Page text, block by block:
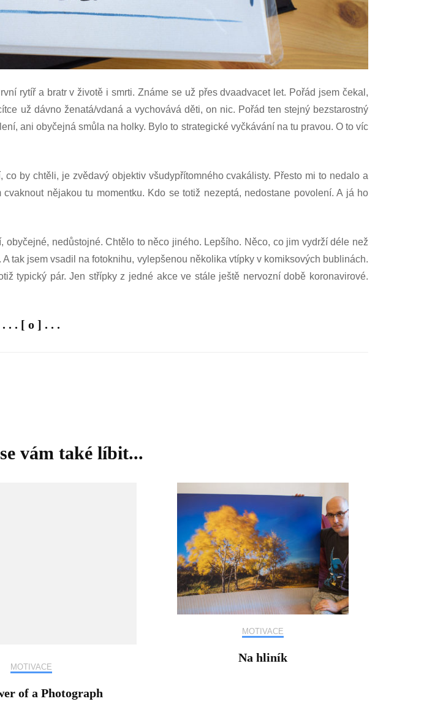
rytíř a bratr v životě i smrti. Známe se už přes dvaadvacet let. Pořád jsem čekal,
už dávno ženatá/vdaná a vychovává děti, on nic. Pořád ten stejný bezstarostný
ani obyčejná smůla na holky. Bylo to strategické vyčkávání na tu pravou. O to víc
by chtěli, je zvědavý objektiv všudypřítomného cvakálisty. Přesto mi to nedalo a
nějakou tu momentku. Kdo se totiž nezeptá, nedostane povolení. A já ho
nedůstojné. Chtělo to něco jiného. Lepšího. Něco, co jim vydrží déle než
tak jsem vsadil na fotoknihu, vylepšenou několika vtípky v komiksových bublinách.
typický pár. Jen střípky z jedné akce ve stále ještě nervozní době koronavirové.
. . . [ o ] . . .
vám také líbit...
MOTIVACE
of a Photograph
MOTIVACE
Na hliník